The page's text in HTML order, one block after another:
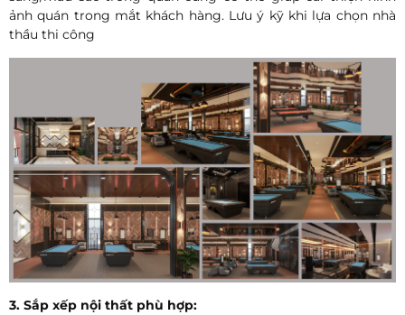
ảnh quán trong mắt khách hàng. Lưu ý kỹ khi lựa chọn nhà
thầu thi công
3. Sắp xếp nội thất phù hợp: